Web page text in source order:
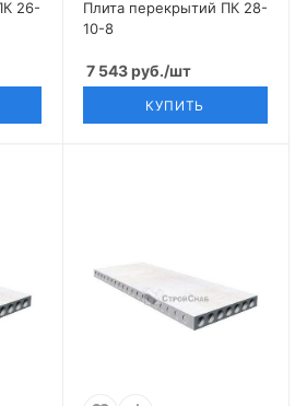
26-
Плита перекрытий ПК 28-
10-8
7 543руб./шт
КУПИТЬ